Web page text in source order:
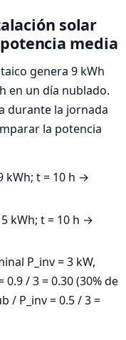
solar
media
genera 9 kWh
en un día nublado.
durante la jornada
la potencia
kWh; t = 10 h →
kWh; t = 10 h →
P_inv = 3 kW,
/ 3 = 0.30 (30% de
/ P_inv = 0.5 / 3 =